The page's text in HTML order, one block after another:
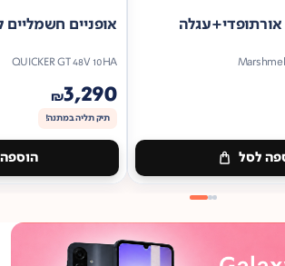
לסל
אופניים חשמליים
QUICKER GT 48V 10HA
₪3,290
תיק תליה במתנה!